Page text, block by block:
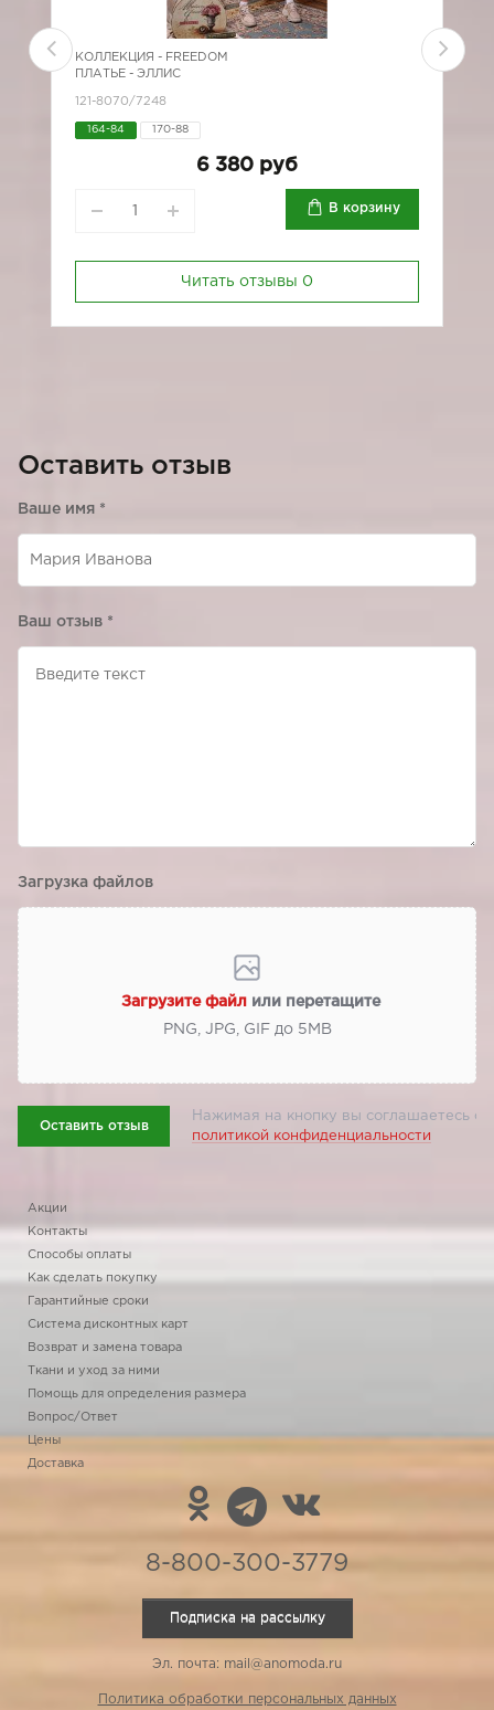
КОЛЛЕКЦИЯ - FREEDOM
ПЛАТЬЕ - ЭЛЛИС
121-8070/7248
164-84 170-88
6 380 руб
В корзину
Читать отзывы 0
Оставить отзыв
Ваше имя *
Ваш отзыв *
Загрузка файлов
Загрузите файл или перетащите
PNG, JPG, GIF до 5МВ
Оставить отзыв
Нажимая на кнопку вы соглашаетесь с
политикой конфиденциальности
Акции
Контакты
Способы оплаты
Как сделать покупку
Гарантийные сроки
Система дисконтных карт
Возврат и замена товара
Ткани и уход за ними
Помощь для определения размера
Вопрос/Ответ
Цены
Доставка
8-800-300-3779
Подписка на рассылку
Эл. почта: mail@anomoda.ru
Политика обработки персональных данных